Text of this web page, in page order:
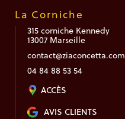
La Corniche
315 corniche Kennedy
13007 Marseille
contact@ziaconcetta.com
04 84 88 53 54
ACCÈS
AVIS CLIENTS